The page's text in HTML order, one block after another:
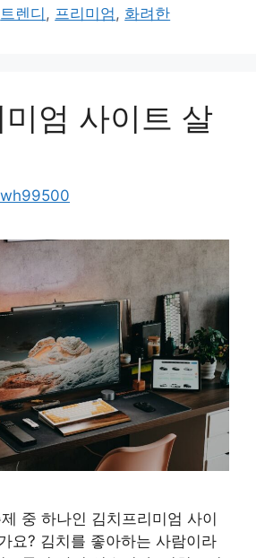
트렌디 , 프리미엄, 화려한
엄 사이트 살
중 하나인 김치프리미엄 사이
요? 김치를 좋아하는 사람이라